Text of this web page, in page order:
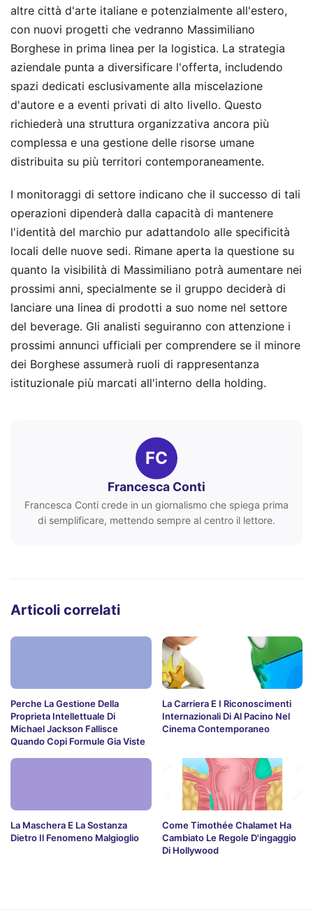
altre città d'arte italiane e potenzialmente all'estero,
con nuovi progetti che vedranno Massimiliano
Borghese in prima linea per la logistica. La strategia
aziendale punta a diversificare l'offerta, includendo
spazi dedicati esclusivamente alla miscelazione
d'autore e a eventi privati di alto livello. Questo
richiederà una struttura organizzativa ancora più
complessa e una gestione delle risorse umane
distribuita su più territori contemporaneamente.
I monitoraggi di settore indicano che il successo di tali
operazioni dipenderà dalla capacità di mantenere
l'identità del marchio pur adattandolo alle specificità
locali delle nuove sedi. Rimane aperta la questione su
quanto la visibilità di Massimiliano potrà aumentare nei
prossimi anni, specialmente se il gruppo deciderà di
lanciare una linea di prodotti a suo nome nel settore
del beverage. Gli analisti seguiranno con attenzione i
prossimi annunci ufficiali per comprendere se il minore
dei Borghese assumerà ruoli di rappresentanza
istituzionale più marcati all'interno della holding.
FC
Francesca Conti
Francesca Conti crede in un giornalismo che spiega prima
di semplificare, mettendo sempre al centro il lettore.
Articoli correlati
Perche La Gestione Della
Proprieta Intellettuale Di
Michael Jackson Fallisce
Quando Copi Formule Gia Viste
La Carriera E I Riconoscimenti
Internazionali Di Al Pacino Nel
Cinema Contemporaneo
La Maschera E La Sostanza
Dietro Il Fenomeno Malgioglio
Come Timothée Chalamet Ha
Cambiato Le Regole D'ingaggio
Di Hollywood